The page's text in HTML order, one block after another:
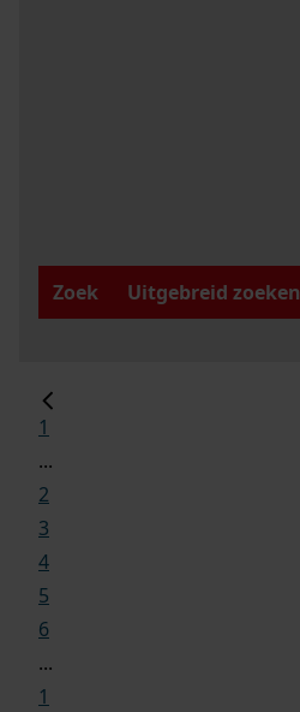
Zoek
Uitgebreid zoeken
1
...
2
3
4
5
6
...
1